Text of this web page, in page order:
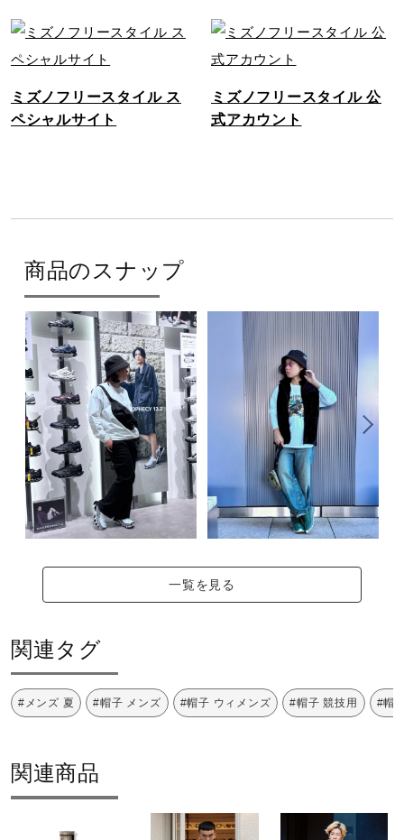
ミズノフリースタイル ス
ペシャルサイト
ミズノフリースタイル 公
式アカウント
商品のスナップ
一覧を見る
関連タグ
#メンズ 夏 #帽子 メンズ #帽子 ウィメンズ #帽子 競技用 #帽
関連商品